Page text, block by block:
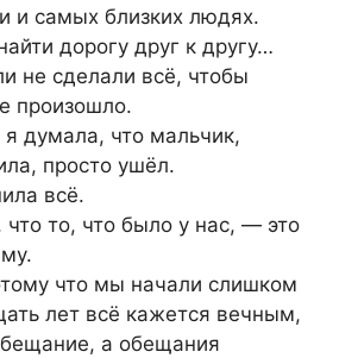
и самых близких людях.
дорогу друг к другу…
не сделали всё, чтобы
произошло.
я думала, что мальчик,
просто ушёл.
всё.
то, что было у нас, — это
что мы начали слишком
лет всё кажется вечным,
а обещания